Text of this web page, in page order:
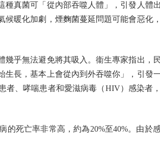
真菌可「從內部吞噬人體」，引發人體
暖化加劇，煙麴菌蔓延問題可能會惡化
乎無法避免將其吸入。衞生專家指出，
長，基本上會從內到外吞噬你」，引發
者、哮喘患者和愛滋病毒（HIV）感染者
死亡率非常高，約為20%至40%。由於